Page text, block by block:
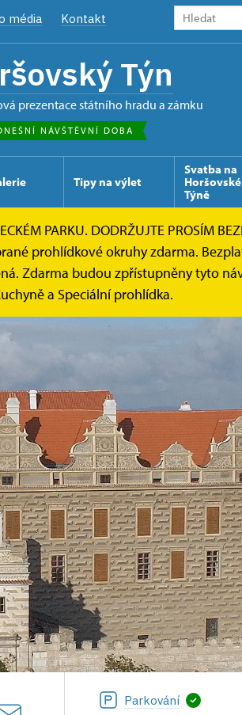
média Kontakt
Týn
prezentace státního hradu a zámku
NÁVŠTĚVNÍ DOBA
Tipy na výlet
Svatba na
Týně
PARKU. DODRŽUJTE PROSÍM
prohlídkové okruhy zdarma.
Zdarma budou zpřístupněny tyto
a Speciální prohlídka.
Parkování